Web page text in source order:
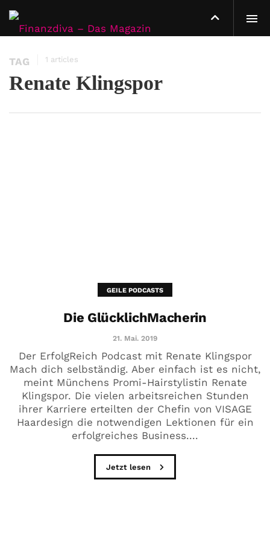
TAG 1 articles
Renate Klingspor
GEILE PODCASTS
Die GlücklichMacherin
21. Mai. 2019
Der ErfolgReich Podcast mit Renate Klingspor
Mach dich selbständig. Aber einfach ist es nicht,
meint Münchens Promi-Hairstylistin Renate
Klingspor. Die vielen arbeitsreichen Stunden
ihrer Karriere erteilten der Chefin von VISAGE
Haardesign die notwendigen Lektionen für ein
erfolgreiches Business....
Jetzt lesen